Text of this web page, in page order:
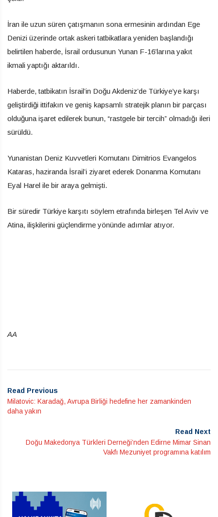
İran ile uzun süren çatışmanın sona ermesinin ardından Ege
Denizi üzerinde ortak askeri tatbikatlara yeniden başlandığı
belirtilen haberde, İsrail ordusunun Yunan F-16’larına yakıt
ikmali yaptığı aktarıldı.
Haberde, tatbikatın İsrail’in Doğu Akdeniz’de Türkiye’ye karşı
geliştirdiği ittifakın ve geniş kapsamlı stratejik planın bir parçası
olduğuna işaret edilerek bunun, “rastgele bir tercih” olmadığı ileri
sürüldü.
Yunanistan Deniz Kuvvetleri Komutanı Dimitrios Evangelos
Kataras, haziranda İsrail’i ziyaret ederek Donanma Komutanı
Eyal Harel ile bir araya gelmişti.
Bir süredir Türkiye karşıtı söylem etrafında birleşen Tel Aviv ve
Atina, ilişkilerini güçlendirme yönünde adımlar atıyor.
AA
Read Previous
Milatovic: Karadağ, Avrupa Birliği hedefine her zamankinden
daha yakın
Read Next
Doğu Makedonya Türkleri Derneği’nden Edirne Mimar Sinan
Vakfı Mezuniyet programına katılım